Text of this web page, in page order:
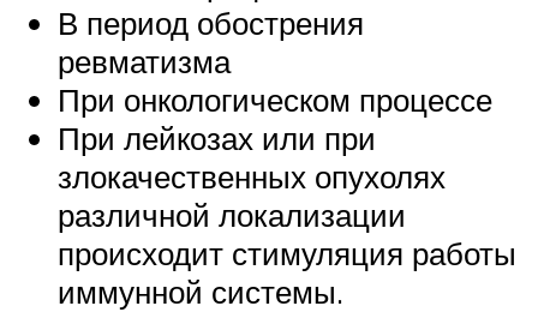
В период обострения
ревматизма
При онкологическом процессе
При лейкозах или при
злокачественных опухолях
различной локализации
происходит стимуляция работы
иммунной системы.